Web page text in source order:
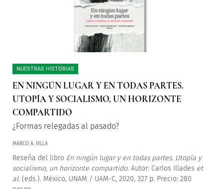
NUESTRAS HISTORIAS
EN NINGÚN LUGAR Y EN TODAS PARTES.
UTOPÍA Y SOCIALISMO, UN HORIZONTE
COMPARTIDO
¿Formas relegadas al pasado?
MARCO A. VILLA
Reseña del libro En ningún lugar y en todas partes. Utopía y
socialismo, un horizonte compartido. Autor: Carlos Illades et
al. (eds.). México, UNAM / UAM-C, 2020, 327 p. Precio: 280